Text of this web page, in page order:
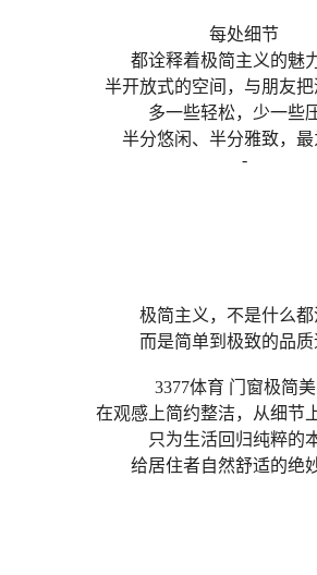
每处细节
都诠释着极简主义的魅
半开放式的空间，与朋友
多一些轻松，少一些
半分悠闲、半分雅致，
-
极简主义，不是什么都
而是简单到极致的品质
3377体育 门窗极简
在观感上简约整洁，从细节
只为生活回归纯粹的
给居住者自然舒适的绝